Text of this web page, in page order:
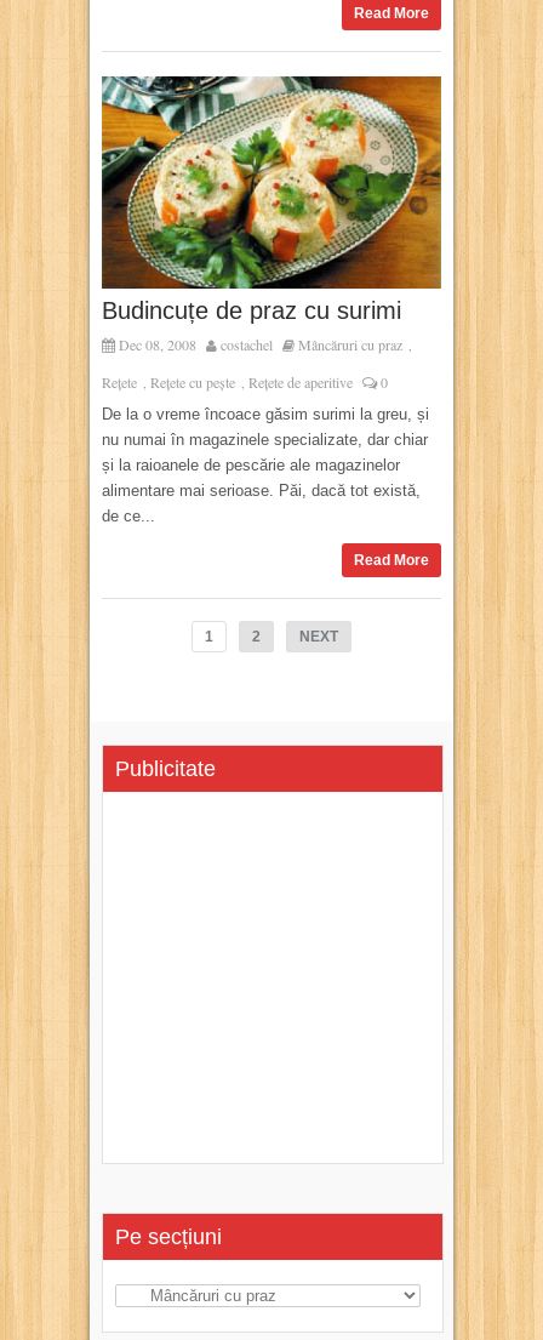
Read More
Budincuțe de praz cu surimi
Dec 08, 2008 costachel Mâncăruri cu praz ,
Rețete , Rețete cu pește , Rețete de aperitive 0
De la o vreme încoace găsim surimi la greu, și
nu numai în magazinele specializate, dar chiar
și la raioanele de pescărie ale magazinelor
alimentare mai serioase. Păi, dacă tot există,
de ce...
Read More
1 2 NEXT
Publicitate
Pe secțiuni